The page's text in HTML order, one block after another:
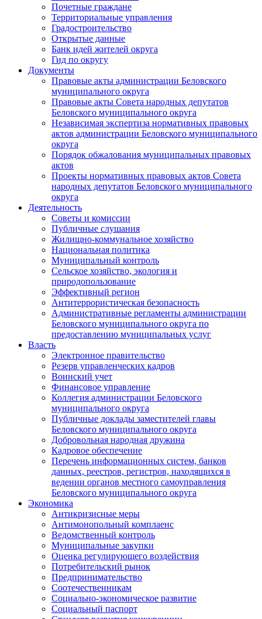
Почетные граждане
Территориальные управления
Градостроительство
Открытые данные
Банк идей жителей округа
Гид по округу
Документы
Правовые акты администрации Беловского
муниципального округа
Правовые акты Совета народных депутатов
Беловского муниципального округа
Независимая экспертиза нормативных правовых
актов администрации Беловского муниципального
округа
Порядок обжалования муниципальных правовых
актов
Проекты нормативных правовых актов Совета
народных депутатов Беловского муниципального
округа
Деятельность
Советы и комиссии
Публичные слушания
Жилищно-коммунальное хозяйство
Национальная политика
Муниципальный контроль
Сельское хозяйство, экология и
природопользование
Эффективный регион
Антитеррористическая безопасность
Административные регламенты администрации
Беловского муниципального округа по
предоставлению муниципальных услуг
Власть
Электронное правительство
Резерв управленческих кадров
Воинский учет
Финансовое управление
Коллегия администрации Беловского
муниципального округа
Публичные доклады заместителей главы
Беловского муниципального округа
Добровольная народная дружина
Кадровое обеспечение
Перечень информационных систем, банков
данных, реестров, регистров, находящихся в
ведении органов местного самоуправления
Беловского муниципального округа
Экономика
Антикризисные меры
Антимонопольный комплаенс
Ведомственный контроль
Муниципальные закупки
Оценка регулирующего воздействия
Потребительский рынок
Предпринимательство
Соотечественникам
Социально-экономическое развитие
Социальный паспорт